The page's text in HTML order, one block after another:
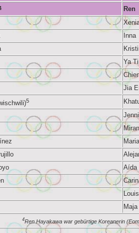
Ren
Inna
Ya
Jia
5
Aída
4Ren Hayakawa war gebürtige Koreanerin